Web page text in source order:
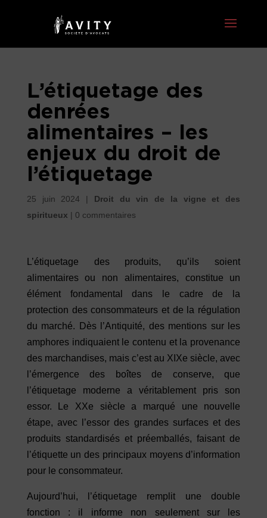
L’étiquetage des
denrées
alimentaires – les
enjeux du droit de
l’étiquetage
25 juin 2024 | Droit du vin de la vigne et des
spiritueux | 0 commentaires
L’étiquetage des produits, qu’ils soient
alimentaires ou non alimentaires, constitue un
élément fondamental dans le cadre de la
protection des consommateurs et de la régulation
du marché. Dès l’Antiquité, des mentions sur les
amphores indiquaient le contenu et la provenance
des marchandises, mais c’est au XIXe siècle, avec
l’émergence des boîtes de conserve, que
l’étiquetage moderne a véritablement pris son
essor. Le XXe siècle a marqué une nouvelle
étape, avec l’essor des grandes surfaces et des
produits standardisés et préemballés, faisant de
l’étiquette un des principaux moyens d’information
pour le consommateur.
Aujourd’hui, l’étiquetage remplit une double
fonction : il informe non seulement sur les